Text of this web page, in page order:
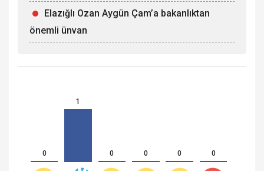
Elazığlı Ozan Aygün Çam’a bakanlıktan
önemli ünvan
0
1
0 0 0 0